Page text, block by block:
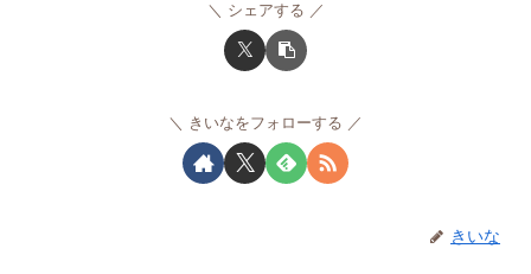
シェアする
きいなをフォローする
きいな